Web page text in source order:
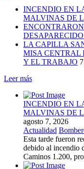
INCENDIO EN
MALVINAS DE
LA CAPILLA
MISA CENTRAL
Y EL TRABAJO
Leer más
INCENDIO EN
MALVINAS DE
agosto 7, 2026
Actualidad
Esta tarde fueron
debido al incendio
Caminos 1.200,